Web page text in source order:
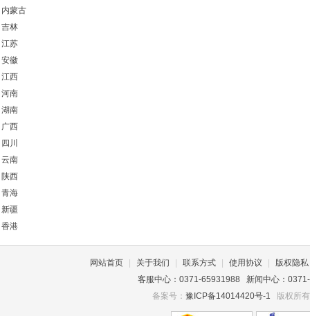
内蒙古
吉林
江苏
安徽
江西
河南
湖南
广西
四川
云南
陕西
青海
新疆
香港
网站首页 关于我们 联系方式 使用协议
版权隐私
客服中心：0371-65931988 新闻中心：
备案号： 豫ICP备14014420号-1 版权所